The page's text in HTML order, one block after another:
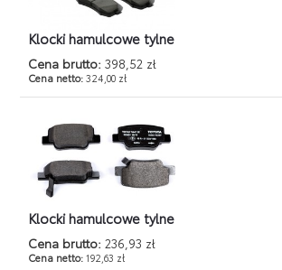
Klocki hamulcowe tylne
Cena brutto: 398,52 zł
Cena netto:324,00 zł
Klocki hamulcowe tylne
Cena brutto: 236,93 zł
Cena netto:192,63 zł